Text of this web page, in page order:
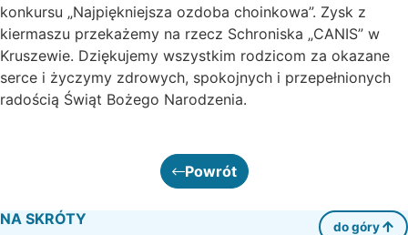
konkursu „Najpiękniejsza ozdoba choinkowa”. Zysk z
kiermaszu przekażemy na rzecz Schroniska „CANIS” w
Kruszewie. Dziękujemy wszystkim rodzicom za okazane
serce i życzymy zdrowych, spokojnych i przepełnionych
radością Świąt Bożego Narodzenia.
Powrót
NA SKRÓTY do góry